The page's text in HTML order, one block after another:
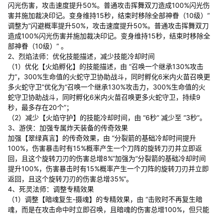
闪光伤害，攻击速度提升50%。普通攻击挥舞双刀造成100%闪光伤
害并施加裁决印记。变身维持15秒，结束时移除全部神眷（10级）”
调整为“闪避概率提升50%，攻击速度提升50%。普通攻击挥舞双刀
造成100%闪光伤害并施加裁决印记。变身维持15秒，结束时移除全
部神眷（10级）” 。
2、烈焰法师：优化技能描述，减少技能冷却时间
（1）优化【火焰孵化】的技能描述，由 “召唤一个继承130%攻击
力”，300%生命值的火蛇守卫协助战斗，同时孵化6米内火苗召唤更
多火蛇守卫”优化为“召唤一个继承130%攻击力，300%生命值的火
蛇守卫协助战斗，同时孵化6米内火苗召唤更多火蛇守卫，持续9
秒，最多存在20个”；
（2）减少【火焰守护】的技能冷却时间，由 “6秒” 减少至 “3秒”。
3、游侠：加强专属炸天装备的传奇效果
加强【翠绿真言】的传奇效果，由 “分裂箭的基础冷却时间提升
100%，伤害暴击时有15%概率产生一个刀阵的旋转刀刃并立即返
回，且这个旋转刀刃的伤害总增8%”加强为“分裂箭的基础冷却时间
提升100%，伤害暴击时有15%概率产生一个刀阵的旋转刀刃并立即
返回，且这个旋转刀刃的伤害总增35%”。
4、死灵法师：调整专精效果
（1）调整【暗魂复生-摄魂】的专精效果，由 “击败时不再复生暗
魂，而是在攻击命中时立即召唤，且暗魂的伤害总增100%，但只能